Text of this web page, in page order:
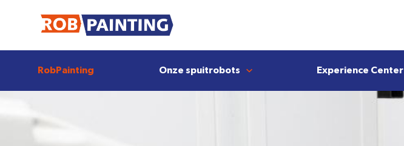
RobPainting Onze spuitrobots Experience Center